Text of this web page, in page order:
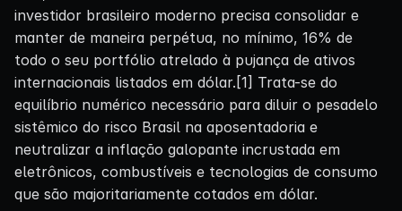
investidor brasileiro moderno precisa consolidar e
manter de maneira perpétua, no mínimo, 16% de
todo o seu portfólio atrelado à pujança de ativos
internacionais listados em dólar.[1] Trata-se do
equilíbrio numérico necessário para diluir o pesadelo
sistêmico do risco Brasil na aposentadoria e
neutralizar a inflação galopante incrustada em
eletrônicos, combustíveis e tecnologias de consumo
que são majoritariamente cotados em dólar.